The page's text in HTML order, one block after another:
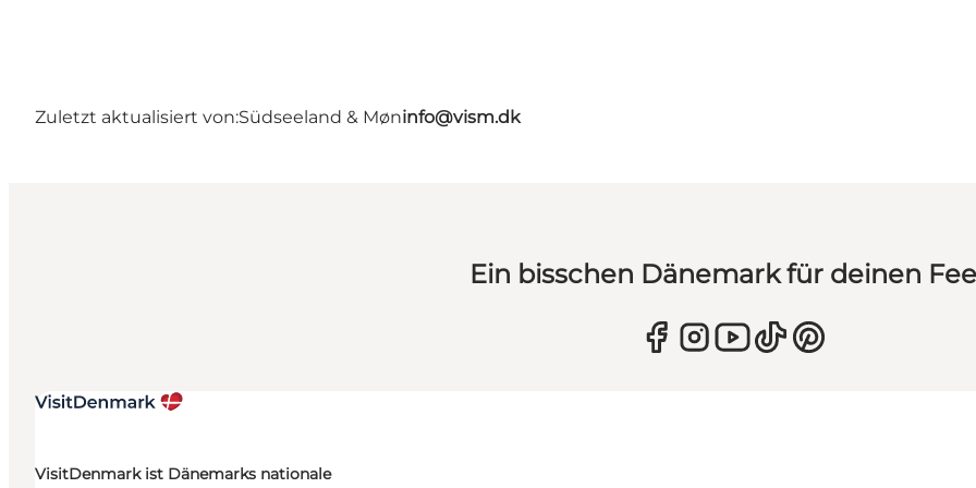
Zuletzt aktualisiert von:Südseeland & Møninfo@vism.dk
Ein bisschen Dänemark für deinen
VisitDenmark ist Dänemarks nationale